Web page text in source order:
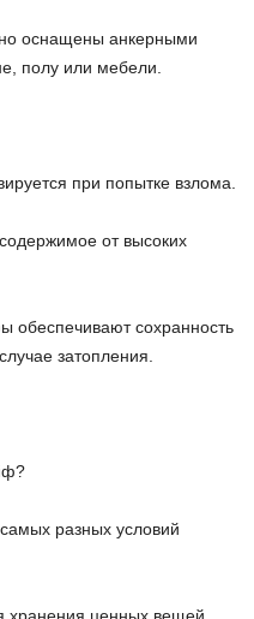
оснащены анкерными
полу или мебели.
при попытке взлома.
от высоких
сохранность
затопления.
разных условий